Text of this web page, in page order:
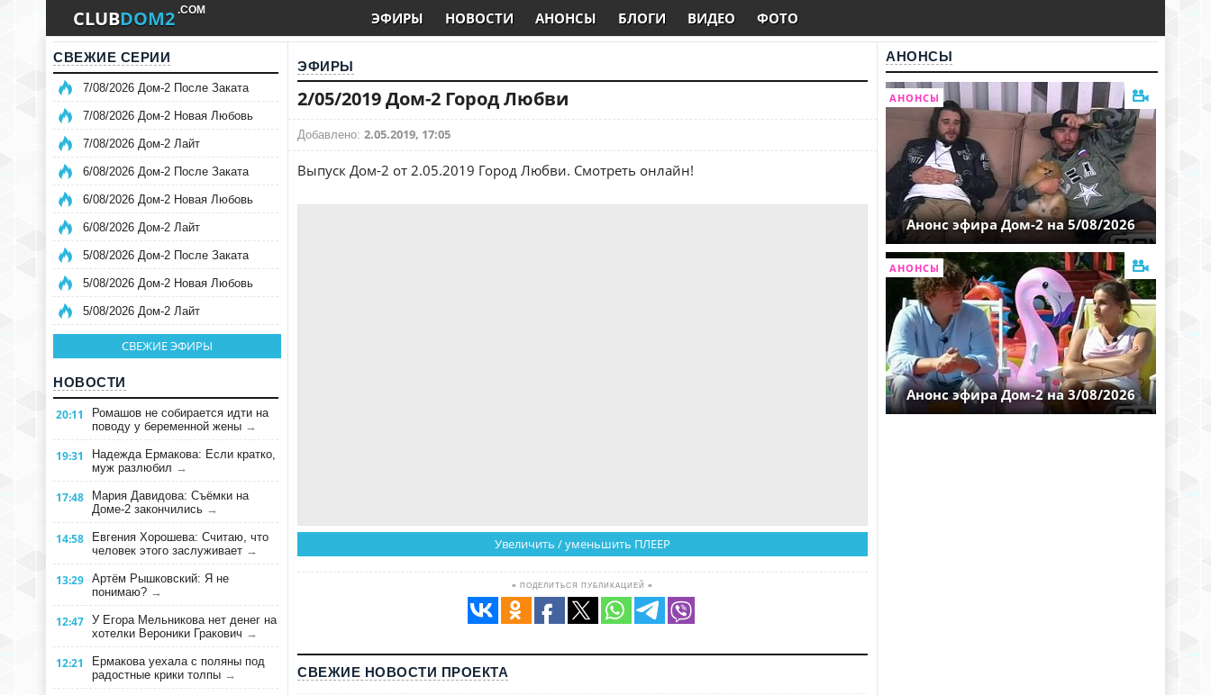
CLUBDOM2 .COM ЭФИРЫ НОВОСТИ АНОНСЫ БЛОГИ ВИДЕО ФОТО
СВЕЖИЕ СЕРИИ
7/08/2026 Дом-2 После Заката
7/08/2026 Дом-2 Новая Любовь
7/08/2026 Дом-2 Лайт
6/08/2026 Дом-2 После Заката
6/08/2026 Дом-2 Новая Любовь
6/08/2026 Дом-2 Лайт
5/08/2026 Дом-2 После Заката
5/08/2026 Дом-2 Новая Любовь
5/08/2026 Дом-2 Лайт
СВЕЖИЕ ЭФИРЫ
НОВОСТИ
20:11
Ромашов не собирается идти на
поводу у беременной жены →
19:31
Надежда Ермакова: Если кратко,
муж разлюбил →
17:48
Мария Давидова: Съёмки на
Доме-2 закончились →
14:58
Евгения Хорошева: Считаю, что
человек этого заслуживает →
13:29 Артём Рышковский: Я не
понимаю? →
12:47 У Егора Мельникова нет денег на
хотелки Вероники Гракович →
12:21
Ермакова уехала с поляны под
радостные крики толпы →
ЭФИРЫ
2/05/2019 Дом-2 Город Любви
Добавлено: 2.05.2019, 17:05
Выпуск Дом-2 от 2.05.2019 Город Любви. Смотреть онлайн!
Увеличить / уменьшить ПЛЕЕР
≡ ПОДЕЛИТЬСЯ ПУБЛИКАЦИЕЙ ≡
СВЕЖИЕ НОВОСТИ ПРОЕКТА
АНОНСЫ
АНОНСЫ
Анонс эфира Дом-2 на 5/08/2026
АНОНСЫ
Анонс эфира Дом-2 на 3/08/2026